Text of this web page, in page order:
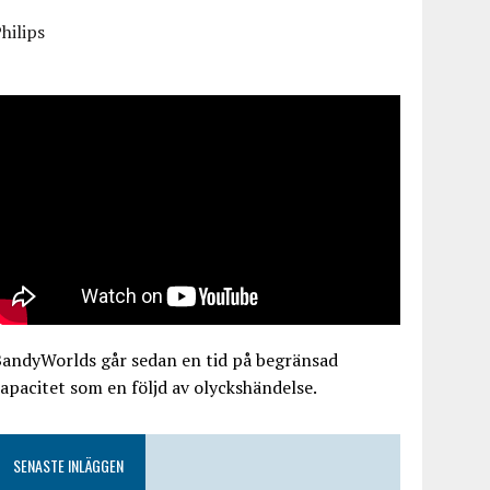
går sedan en tid på begränsad
som en följd av olyckshändelse.
SENASTE INLÄGGEN